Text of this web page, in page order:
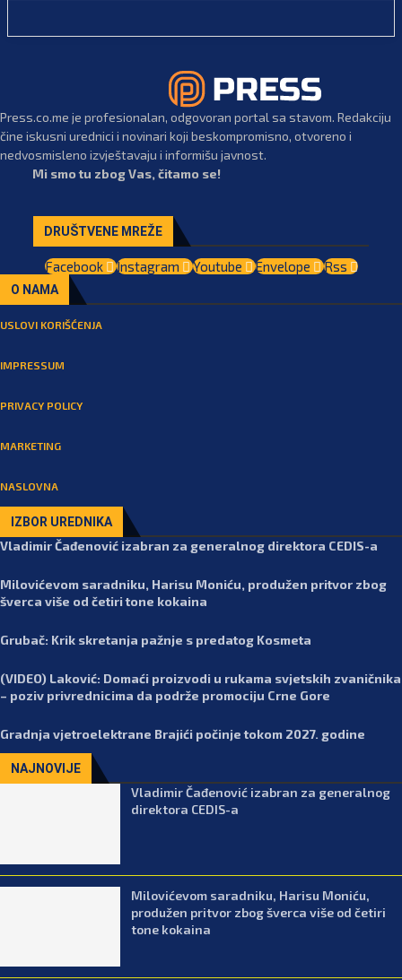
Press.co.me je profesionalan, odgovoran portal sa stavom. Redakciju
čine iskusni urednici i novinari koji beskompromisno, otvoreno i
nedvosmisleno izvještavaju i informišu javnost.
Mi smo tu zbog Vas, čitamo se!
DRUŠTVENE MREŽE
Facebook Instagram Youtube Envelope Rss
O NAMA
USLOVI KORIŠĆENJA
IMPRESSUM
PRIVACY POLICY
MARKETING
NASLOVNA
IZBOR UREDNIKA
Vladimir Čađenović izabran za generalnog direktora CEDIS-a
Milovićevom saradniku, Harisu Moniću, produžen pritvor zbog
šverca više od četiri tone kokaina
Grubač: Krik skretanja pažnje s predatog Kosmeta
(VIDEO) Laković: Domaći proizvodi u rukama svjetskih zvaničnika
– poziv privrednicima da podrže promociju Crne Gore
Gradnja vjetroelektrane Brajići počinje tokom 2027. godine
NAJNOVIJE
Vladimir Čađenović izabran za generalnog
direktora CEDIS-a
Milovićevom saradniku, Harisu Moniću,
produžen pritvor zbog šverca više od četiri
tone kokaina